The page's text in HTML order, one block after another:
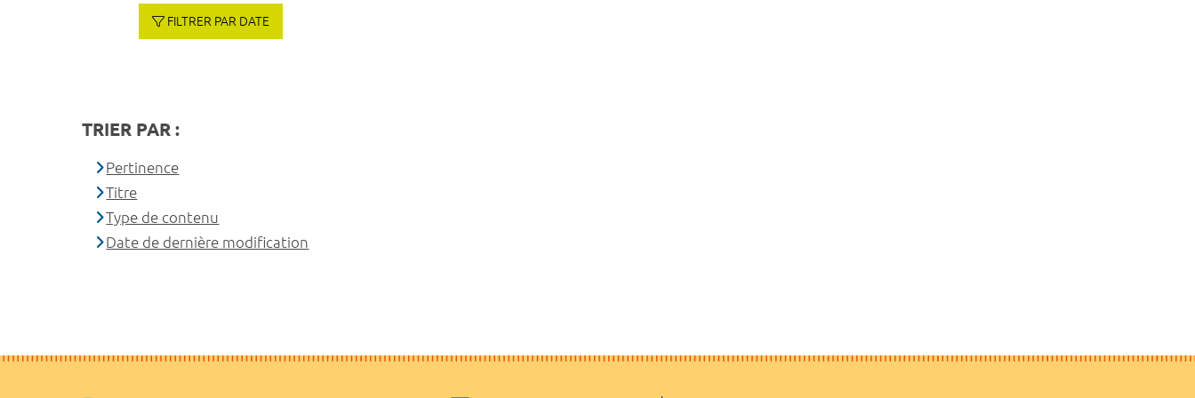
FILTRER PAR DATE
TRIER PAR :
Pertinence
Titre
Type de contenu
Date de dernière modification